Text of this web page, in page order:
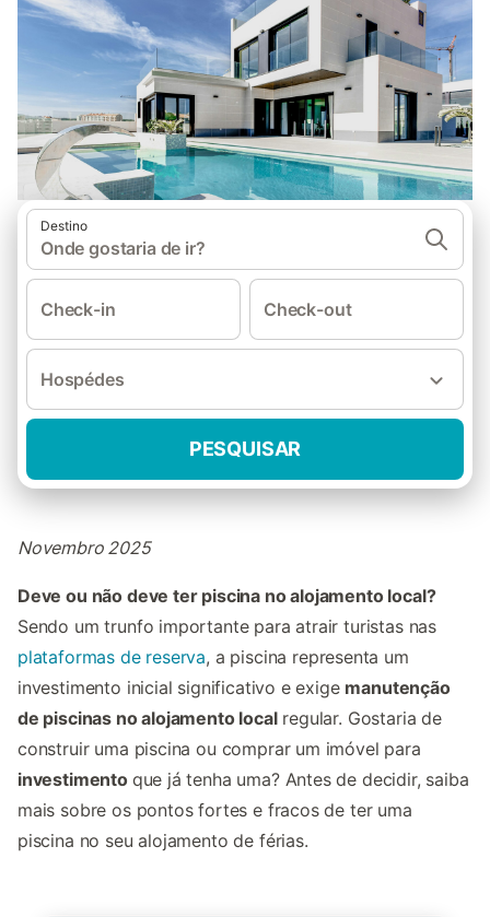
Destino
Onde gostaria de ir?
Check-in Check-out
Hospédes
PESQUISAR
Novembro 2025
Deve ou não deve ter piscina no alojamento local?
Sendo um trunfo importante para atrair turistas nas
plataformas de reserva, a piscina representa um
investimento inicial significativo e exige manutenção
de piscinas no alojamento localregular. Gostaria de
construir uma piscina ou comprar um imóvel para
investimento que já tenha uma? Antes de decidir, saiba
mais sobre os pontos fortes e fracos de ter uma
piscina no seu alojamento de férias.